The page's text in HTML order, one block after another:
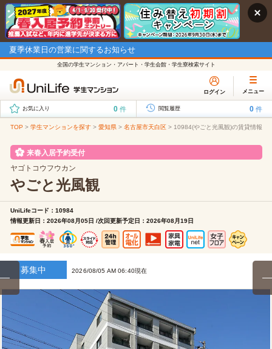
夏季休業日の営業に関するお知らせ
全国の学生マンション・アパート・学生会館・学生寮検索サイト
ログイン メニュー
お気に入り 0 件 閲覧履歴 0 件
TOP > 学生マンションを探す > 愛知県 > 名古屋市天白区 > 10984(やごと光風観)の賃貸情報
来春入居予約受付
ヤゴトコウフウカン
やごと光風観
UniLifeコード：10984
情報更新日：2026年08月05日 /次回更新予定日：2026年08月19日
募集中 2026/08/05 AM 06:40現在